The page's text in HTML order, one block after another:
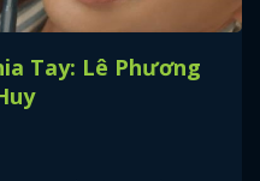
Tay: Lê Phương